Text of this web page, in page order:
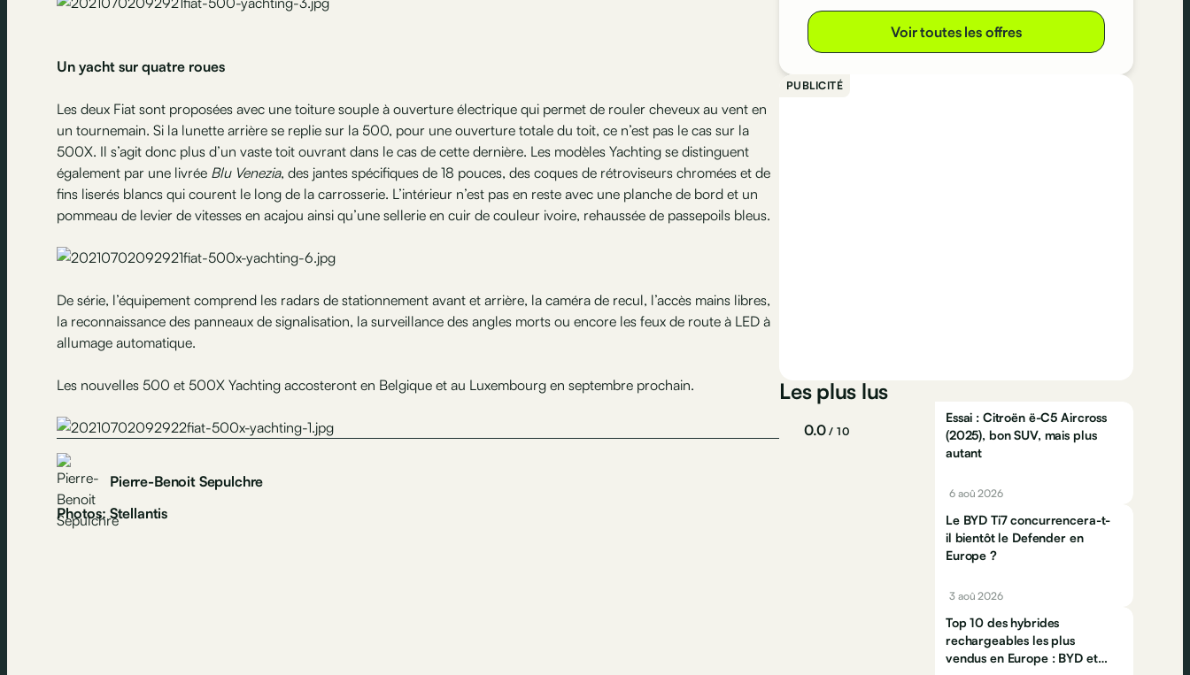
Un yacht sur quatre roues
Les deux Fiat sont proposées avec une toiture souple à ouverture électrique qui permet de rouler cheveux au vent en
un tournemain. Si la lunette arrière se replie sur la 500, pour une ouverture totale du toit, ce n’est pas le cas sur la
500X. Il s’agit donc plus d’un vaste toit ouvrant dans le cas de cette dernière. Les modèles Yachting se distinguent
également par une livrée Blu Venezia, des jantes spécifiques de 18 pouces, des coques de rétroviseurs chromées et de
fins liserés blancs qui courent le long de la carrosserie. L’intérieur n’est pas en reste avec une planche de bord et un
pommeau de levier de vitesses en acajou ainsi qu’une sellerie en cuir de couleur ivoire, rehaussée de passepoils bleus.
De série, l’équipement comprend les radars de stationnement avant et arrière, la caméra de recul, l’accès mains libres,
la reconnaissance des panneaux de signalisation, la surveillance des angles morts ou encore les feux de route à LED à
allumage automatique.
Les nouvelles 500 et 500X Yachting accosteront en Belgique et au Luxembourg en septembre prochain.
Pierre-Benoit Sepulchre
Photos: Stellantis
Voir toutes les offres
PUBLICITÉ
Les plus lus
0.0/ 10
Essai : Citroën ë-C5 Aircross
(2025), bon SUV, mais plus
autant
6 aoû 2026
Le BYD Ti7 concurrencera-t-
il bientôt le Defender en
Europe ?
3 aoû 2026
Top 10 des hybrides
rechargeables les plus
vendus en Europe : BYD et